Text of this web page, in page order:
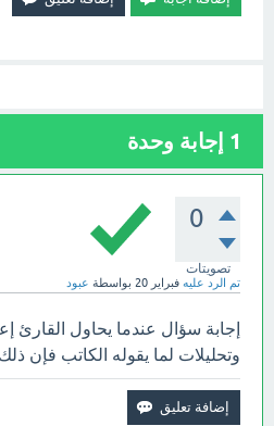
1 إجابة وحدة
0
تصويتات
تم الرد عليه فبراير 20 بواسطة عبود
إجابة سؤال عندما يحاول القارئ
وتحليلات لما يقوله الكاتب فإن